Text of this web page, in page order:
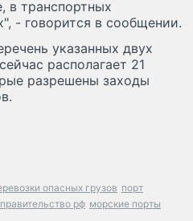
в транспортных
- говорится в сообщении.
указанных двух
располагает 21
разрешены заходы
опасных грузов порт
правительство рф морские порты